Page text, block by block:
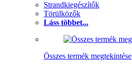
Strandkiegészítők
Törülközők
Láss többet...
Összes termék megtekintése